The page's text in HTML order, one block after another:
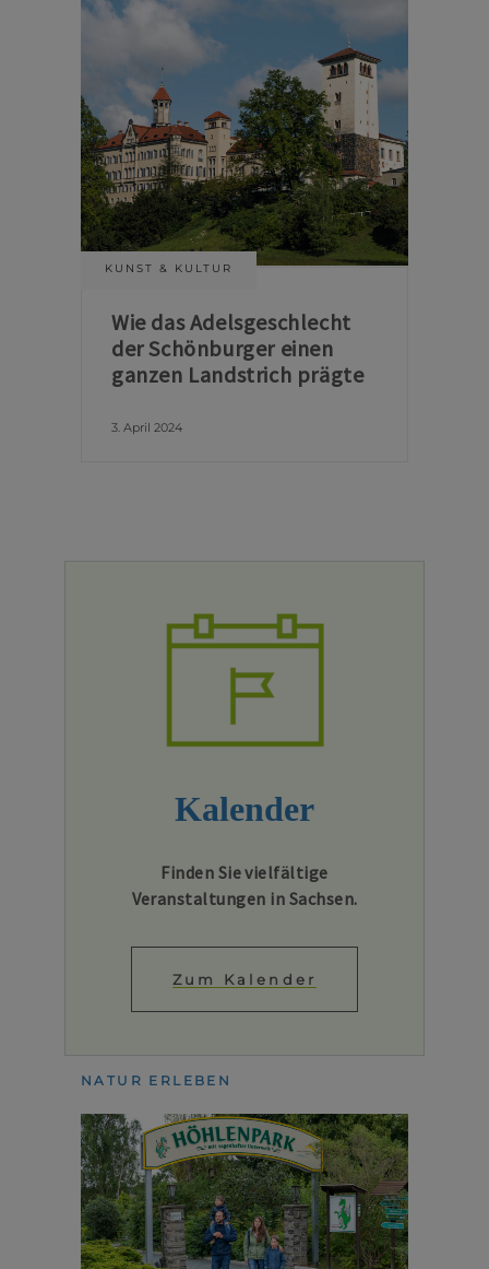
KUNST & KULTUR
Wie das Adelsgeschlecht
der Schönburger einen
ganzen Landstrich prägte
3. April 2024
Kalender
Finden Sie vielfältige
Veranstaltungen in Sachsen.
Zum Kalender
NATUR ERLEBEN